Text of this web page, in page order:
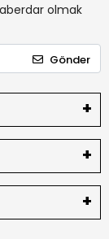
olmak
Gönder